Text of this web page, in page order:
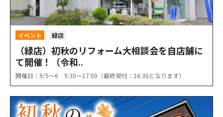
イベント 緑店
（緑店）初秋のリフォーム大相談会を自店舗に
て開催！（令和..
開催日：9/5〜6 9:30〜17:00（最終受付：16:30となります）